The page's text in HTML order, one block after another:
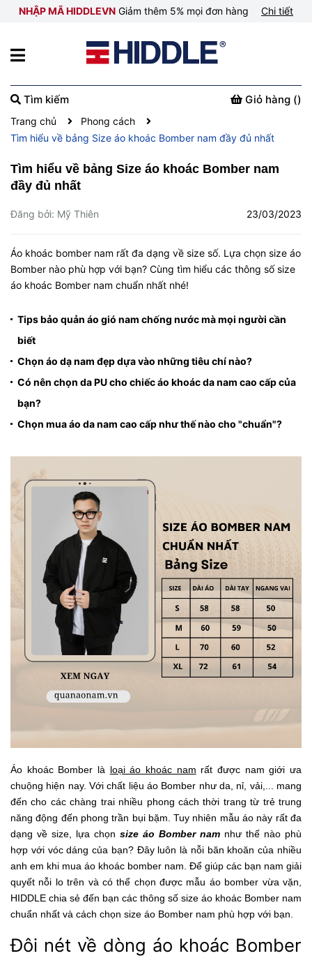
NHẬP MÃ HIDDLEVN Giảm thêm 5% mọi đơn hàng Chi tiết
Tìm kiếm Giỏ hàng ()
Trang chủ
Phong cách
Tìm hiểu về bảng Size áo khoác Bomber nam đầy đủ nhất
Tìm hiểu về bảng Size áo khoác Bomber nam
đầy đủ nhất
Đăng bởi: Mỹ Thiên 23/03/2023
Áo khoác bomber nam rất đa dạng về size số. Lựa chọn size áo
Bomber nào phù hợp với bạn? Cùng tìm hiểu các thông số size
áo khoác Bomber nam chuẩn nhất nhé!
Tips bảo quản áo gió nam chống nước mà mọi người cần
biết
Chọn áo dạ nam đẹp dựa vào những tiêu chí nào?
Có nên chọn da PU cho chiếc áo khoác da nam cao cấp của
bạn?
Chọn mua áo da nam cao cấp như thế nào cho "chuẩn"?
Áo khoác Bomber là loại áo khoác nam rất được nam giới ưa
chuộng hiện nay. Với chất liệu áo Bomber như da, nỉ, vải,... mang
đến cho các chàng trai nhiều phong cách thời trang từ trẻ trung
năng động đến phong trần bụi bặm. Tuy nhiên mẫu áo này rất đa
dạng về size, lựa chọn size áo Bomber nam như thế nào phù
hợp với vóc dáng của bạn? Đây luôn là nỗi băn khoăn của nhiều
anh em khi mua áo khoác bomber nam. Để giúp các bạn nam giải
quyết nỗi lo trên và có thể chọn được mẫu áo bomber vừa vặn,
HIDDLE chia sẻ đến bạn các thông số size áo khoác Bomber nam
chuẩn nhất và cách chọn size áo Bomber nam phù hợp với bạn.
Đôi nét về dòng áo khoác Bomber